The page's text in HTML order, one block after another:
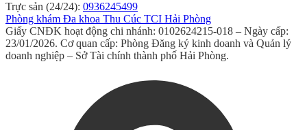
Trực sản (24/24): 0936245499
Phòng khám Đa khoa Thu Cúc TCI Hải Phòng
Giấy CNĐK hoạt động chi nhánh: 0102624215-018 – Ngày cấp:
23/01/2026. Cơ quan cấp: Phòng Đăng ký kinh doanh và Quản lý
doanh nghiệp – Sở Tài chính thành phố Hải Phòng.